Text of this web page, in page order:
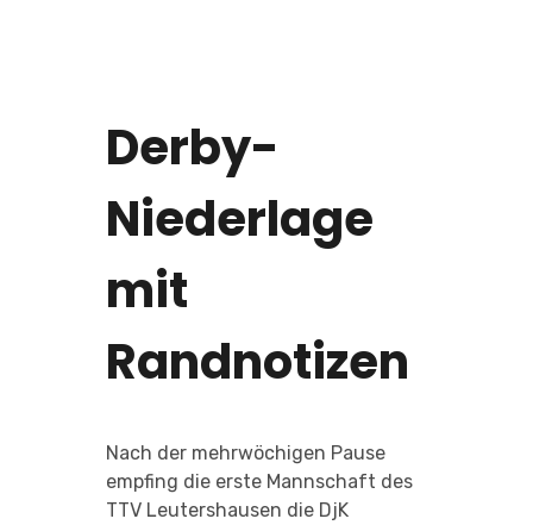
Derby-
Niederlage
mit
Randnotizen
Nach der mehrwöchigen Pause
empfing die erste Mannschaft des
TTV Leutershausen die DjK